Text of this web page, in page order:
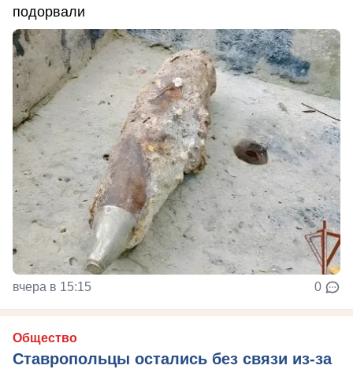
подорвали
вчера в 15:15 0
Общество
Ставропольцы остались без связи из-за